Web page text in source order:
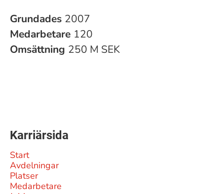
Grundades 2007
Medarbetare 120
Omsättning 250 M SEK
Karriärsida
Start
Avdelningar
Platser
Medarbetare